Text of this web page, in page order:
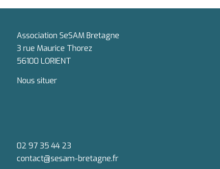
Association SeSAM Bretagne
3 rue Maurice Thorez
56100 LORIENT
Nous situer
02 97 35 44 23
contact@sesam-bretagne.fr